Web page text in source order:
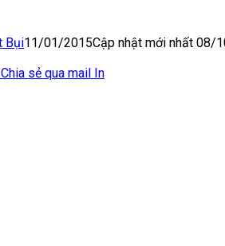
Bụi11/01/2015Cập nhật mới nhất 08/
Chia sẻ qua mail In